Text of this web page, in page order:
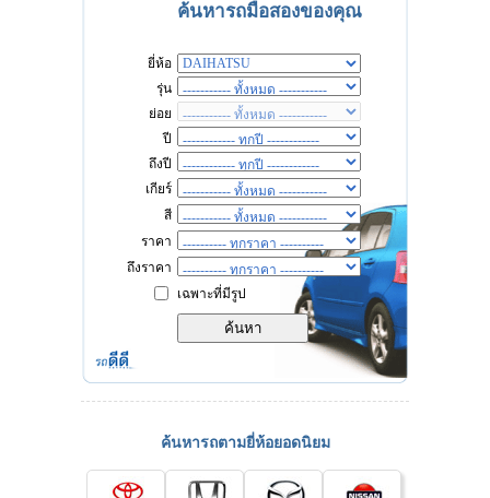
ค้นหารถมือสองของคุณ
ยี่ห้อ
รุ่น
ย่อย
ปี
ถึงปี
เกียร์
สี
ราคา
ถึงราคา
เฉพาะที่มีรูป
ค้นหารถตามยี่ห้อยอดนิยม